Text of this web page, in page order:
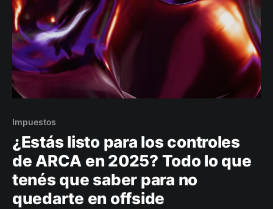
Impuestos
¿Estás listo para los controles
de ARCA en 2025? Todo lo que
tenés que saber para no
quedarte en offside